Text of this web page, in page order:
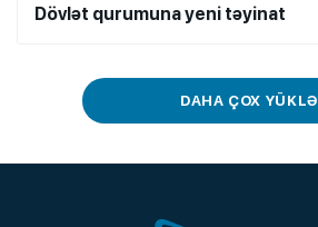
Dövlət qurumuna yeni təyinat
DAHA ÇOX YÜKLƏ